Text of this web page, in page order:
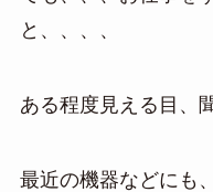
と、、、、
ある程度見える目、
最近の機器などにも